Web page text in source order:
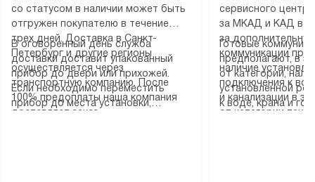
со статусом в наличии может быть
отгружен покупателю в течение
трех дней. Доставка в Санкт-
Петербург и другие регионы
осуществляется через
транспортную компанию. После
100% предоплаты наша компания
доставляет заказ
В оговоренный день служба
доставки доставит упакованный
прибор до двери или прихожей.
Если необходимо переместить
прибор до места установки,
сервисного
за МКАД и КАД
за
коммуникации
наличие
подключения к
и канализации в
от категории
Готовые
предполагают, в
от категории,
установленной
к воде, крана и